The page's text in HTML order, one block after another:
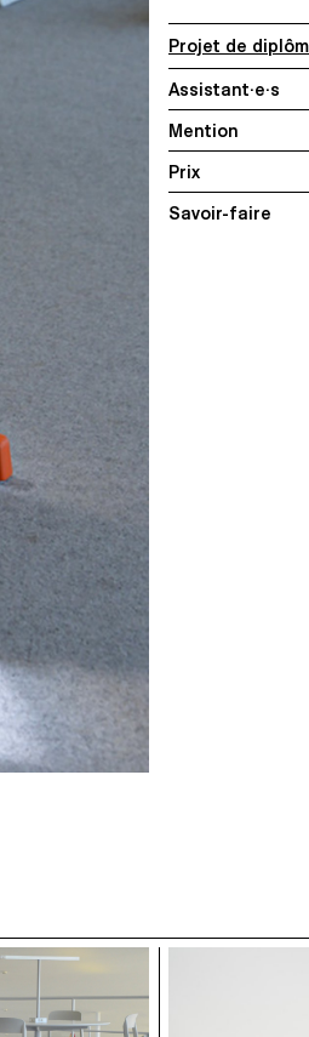
Projet de
Assistant·e·s
Mention
Prix
Savoir-faire